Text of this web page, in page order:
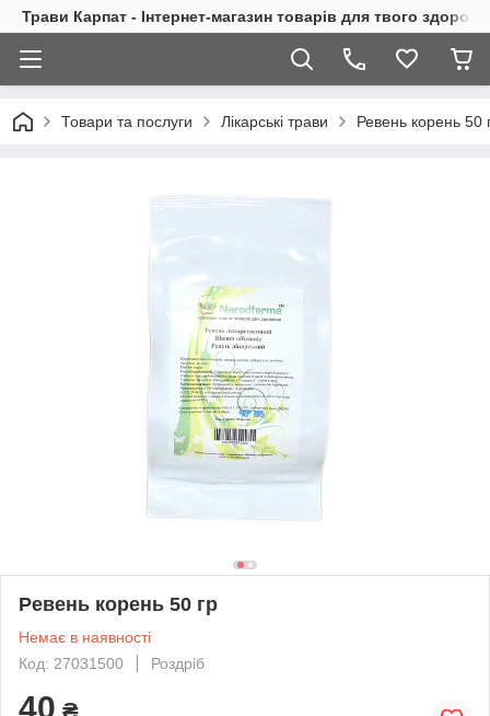
Трави Карпат - Інтернет-магазин товарів для твого
Товари та послуги Лікарські трави Ревень корень 50
Ревень корень 50 гр
Немає в наявності
Код: 27031500
Роздріб
40